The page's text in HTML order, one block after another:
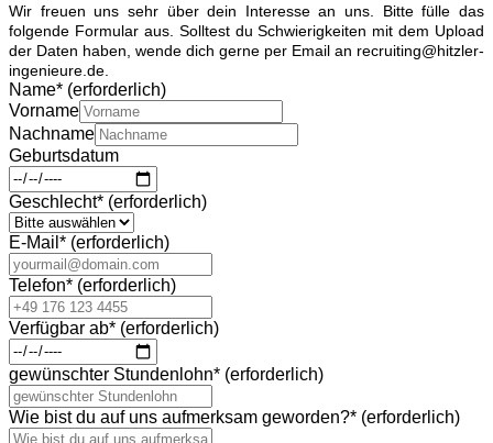
Wir freuen uns sehr über dein Interesse an uns. Bitte fülle das
folgende Formular aus. Solltest du Schwierigkeiten mit dem Upload
der Daten haben, wende dich gerne per Email an recruiting@hitzler-
ingenieure.de.
Name* (erforderlich)
Vorname
Nachname
Geburtsdatum
Geschlecht* (erforderlich)
E-Mail * (erforderlich)
Telefon* (erforderlich)
Verfügbar ab* (erforderlich)
gewünschter Stundenlohn* (erforderlich)
Wie bist du auf uns aufmerksam geworden?* (erforderlich)